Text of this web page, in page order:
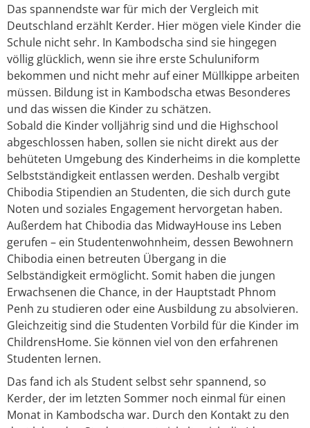
Das spannendste war für mich der Vergleich mit
Deutschland erzählt Kerder. Hier mögen viele Kinder die
Schule nicht sehr. In Kambodscha sind sie hingegen
völlig glücklich, wenn sie ihre erste Schuluniform
bekommen und nicht mehr auf einer Müllkippe arbeiten
müssen. Bildung ist in Kambodscha etwas Besonderes 
und das wissen die Kinder zu schätzen.
Sobald die Kinder volljährig sind und die Highschool
abgeschlossen haben, sollen sie nicht direkt aus der
behüteten Umgebung des Kinderheims in die komplette
Selbstständigkeit entlassen werden. Deshalb vergibt
Chibodia Stipendien an Studenten, die sich durch gute
Noten und soziales Engagement hervorgetan haben.
Außerdem hat Chibodia das MidwayHouse ins Leben
gerufen – ein Studentenwohnheim, dessen Bewohnern
Chibodia einen betreuten Übergang in die
Selbständigkeit ermöglicht. Somit haben die jungen
Erwachsenen die Chance, in der Hauptstadt Phnom
Penh zu studieren oder eine Ausbildung zu absolvieren.
Gleichzeitig sind die Studenten Vorbild für die Kinder im
ChildrensHome. Sie können viel von den erfahrenen
Studenten lernen.
Das fand ich als Student selbst sehr spannend, so
Kerder, der im letzten Sommer noch einmal für einen
Monat in Kambodscha war. Durch den Kontakt zu den